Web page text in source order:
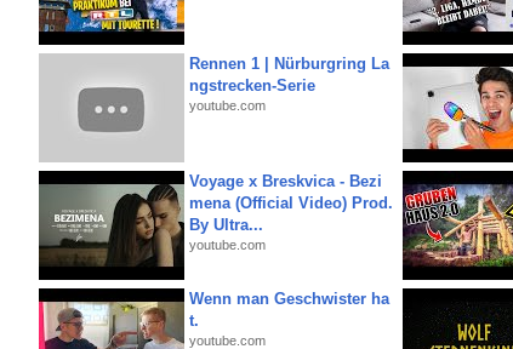
Rennen 1 | Nürburgring La
ngstrecken-Serie
youtube.com
Voyage x Breskvica - Bezi
mena (Official Video) Prod.
By Ultra...
youtube.com
Wenn man Geschwister ha
t.
youtube.com